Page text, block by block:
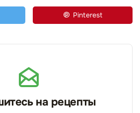
Pinterest
на рецепты